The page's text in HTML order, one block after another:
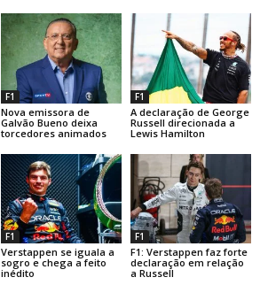
F1
Nova emissora de
Galvão Bueno deixa
torcedores animados
F1
A declaração de George
Russell direcionada a
Lewis Hamilton
F1
Verstappen se iguala a
sogro e chega a feito
inédito
F1
F1: Verstappen faz forte
declaração em relação
a Russell